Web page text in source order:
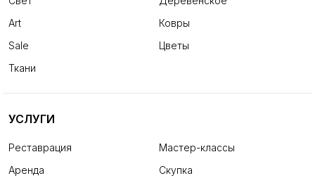
Art
Ковры
Sale
Цветы
Ткани
УСЛУГИ
Реставрация
Мастер-классы
Аренда
Скупка